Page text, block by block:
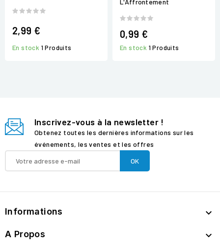
2,99 €
En stock 1 Produits
0,99 €
En stock 1 Produits
Inscrivez-vous à la newsletter !
Obtenez toutes les dernières informations sur les
événements, les ventes et les offres
Informations 
A Propos 